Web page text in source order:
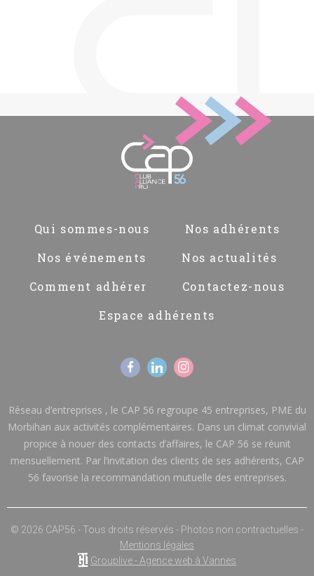
Qui sommes-nous
Nos adhérents
Nos événements
Nos actualités
Comment adhérer
Contactez-nous
Espace adhérents
Réseau d’entreprises , le CAP 56 regroupe 45 entreprises, PME du
Morbihan aux activités complémentaires. Dans un climat convivial
propice à nouer des contacts d’affaires, le CAP 56 se réunit
mensuellement. Par l’invitation des clients de ses adhérents, CAP
56 favorise la recommandation mutuelle des entreprises.
© 2026 CAP56 - Tous droits réservés - Photos non contractuelles -
Mentions légales
Grouplive - Agence web à Vannes